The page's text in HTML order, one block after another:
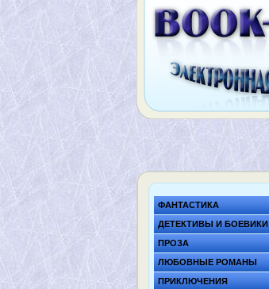
ФАНТАСТИКА
ДЕТЕКТИВЫ И БОЕВИКИ
ПРОЗА
ЛЮБОВНЫЕ РОМАНЫ
ПРИКЛЮЧЕНИЯ